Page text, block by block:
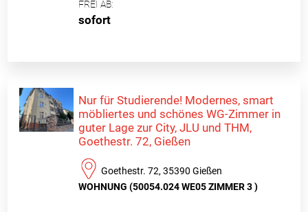
FREI AB:
sofort
Nur für Studierende! Modernes, smart
möbliertes und schönes WG-Zimmer in
guter Lage zur City, JLU und THM,
Goethestr. 72, Gießen
Goethestr. 72, 35390 Gießen
WOHNUNG (50054.024 WE05 ZIMMER 3 )